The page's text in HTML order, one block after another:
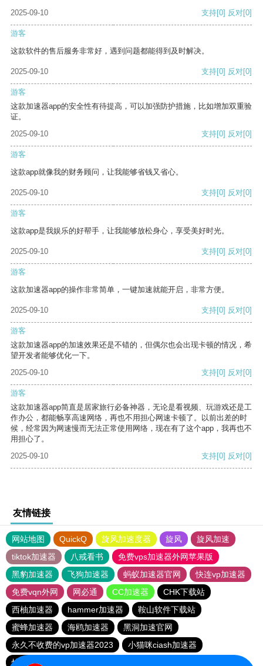
2025-09-10 支持[0] 反对[0]
游客
这款软件的售后服务非常好，遇到问题都能得到及时解决。
2025-09-10 支持[0] 反对[0]
游客
这款加速器app的安全性有待提高，可以加强防护措施，比如增加双重验
证。
2025-09-10
支持[0] 反对[0]
游客
这款app就像我的财务顾问，让我能够省钱又省心。
2025-09-10 支持[0] 反对[0]
游客
这款app是我娱乐的好帮手，让我能够放松身心，享受美好时光。
2025-09-10 支持[0] 反对[0]
游客
这款加速器app的操作非常简单，一键加速就能开启，非常方便。
2025-09-10 支持[0] 反对[0]
游客
这款加速器app的加速效果还是不错的，但偶尔也会出现卡顿的情况，希
望开发者能够优化一下。
2025-09-10
支持[0] 反对[0]
游客
这款加速器app简直是居家旅行必备神器，无论是看视频、玩游戏还是工
作办公，都能畅享高速网络，再也不用担心网速卡顿了。以前出差的时
候，经常因为网速慢而无法正常使用网络，现在有了这个app，我再也不
用担心了。
2025-09-10
支持[0] 反对[0]
友情链接
网站地图 QuickQ 旋风加速度器 旋风
旋风加速
tiktok加速器
八戒看书
免费vps加速器外网苹果版
黑豹加速器
飞狗加速器 蚂蚁加速器官网
快连vp加速器
免费vqn外网
网必通 CC加速器
CHK下载站
西柚加速器
hammer加速器
鞍山软件下载站
蜜蜂加速器
海鸥加速器
黑洞加速官网
永久不收费的vp加速器2023
小猫咪ciash加速器
快喵vpv加速器